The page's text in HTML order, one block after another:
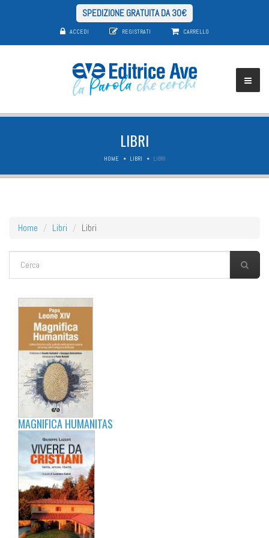
SPEDIZIONE GRATUITA DA 30€
ACCEDI REGISTRATI CARRELLO
LIBRI
HOME LIBRI LIBRI
Home Libri Libri
FORM DI RICERCA
MAGNIFICA HUMANITAS